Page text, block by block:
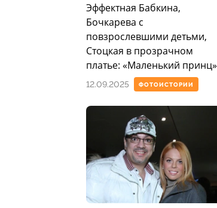
ФОТОИСТОРИИ
Эффектная Бабкина,
Бочкарева с
повзрослевшими детьми,
Стоцкая в прозрачном
платье: «Маленький принц»
12.09.2025